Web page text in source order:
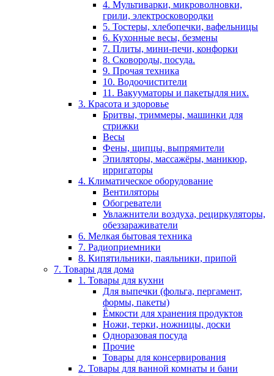
4. Мультиварки, микроволновки,
грили, электросковородки
5. Тостеры, хлебопечки, вафельницы
6. Кухонные весы, безмены
7. Плиты, мини-печи, конфорки
8. Сковороды, посуда.
9. Прочая техника
10. Водоочистители
11. Вакууматоры и пакетыдля них.
3. Красота и здоровье
Бритвы, триммеры, машинки для
стрижки
Весы
Фены, щипцы, выпрямители
Эпиляторы, массажёры, маникюр,
ирригаторы
4. Климатическое оборудование
Вентиляторы
Обогреватели
Увлажнители воздуха, рециркуляторы,
обеззараживатели
6. Мелкая бытовая техника
7. Радиоприемники
8. Кипятильники, паяльники, припой
7. Товары для дома
1. Товары для кухни
Для выпечки (фольга, пергамент,
формы, пакеты)
Ёмкости для хранения продуктов
Ножи, терки, ножницы, доски
Одноразовая посуда
Прочие
Товары для консервирования
2. Товары для ванной комнаты и бани